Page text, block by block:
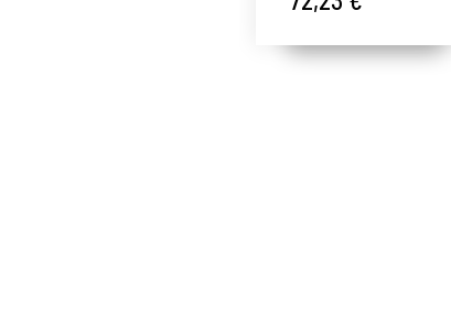
Alqvimia ®